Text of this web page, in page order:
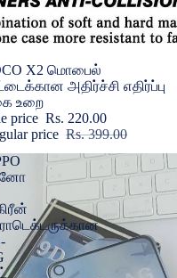
X2 மொபைல்
அதிர்ச்சி எதிர்ப்பு
உறை
price Rs. 220.00
price Rs. 399.00